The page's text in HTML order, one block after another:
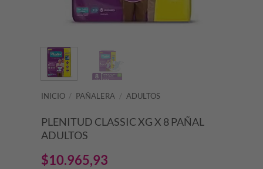
INICIO / PAÑALERA / ADULTOS
PLENITUD CLASSIC XG X 8 PAÑAL
ADULTOS
$10.965,93